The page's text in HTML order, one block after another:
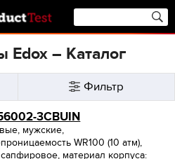
Edox – Каталог
Фильтр
3СBUIN
мужские,
WR100 (10 атм),
материал корпуса: